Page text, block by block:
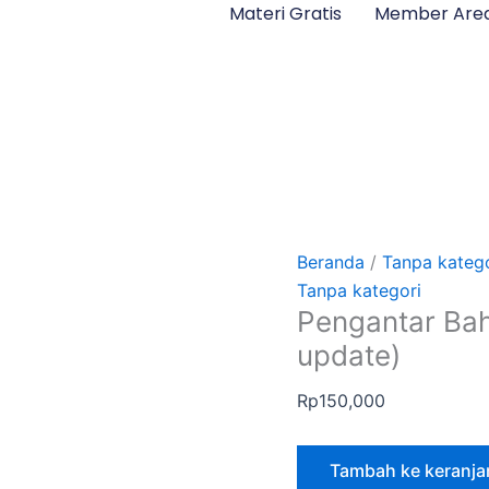
Materi Gratis Member
Beranda / Tanpa
Tanpa kategori
Pengantar
update)
Rp150,000
Kuantitas
Tambah ke